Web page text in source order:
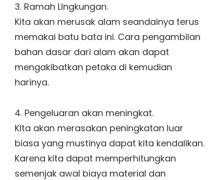
3. Ramah LIngkungan.
Kita akan merusak alam seandainya terus
memakai batu bata ini. Cara pengambilan
bahan dasar dari alam akan dapat
mengakibatkan petaka di kemudian
harinya.
4. Pengeluaran akan meningkat.
KIta akan merasakan peningkatan luar
biasa yang mustinya dapat kita kendalikan.
Karena kita dapat memperhitungkan
semenjak awal biaya material dan